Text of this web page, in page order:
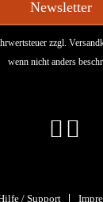
Newsletter
zzgl.
wenn nicht anders
/ Support